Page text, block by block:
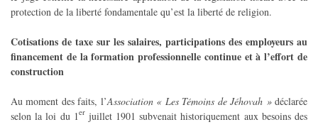
protection de la liberté fondamentale qu’est la liberté de religion.
Cotisations de taxe sur les salaires, participations des employeurs au
financement de la formation professionnelle continue et à l’effort de
construction
Au moment des faits, l’Association « Les Témoins de Jéhovah »déclarée
selon la loi du 1erjuillet 1901 subvenait historiquement aux besoins des